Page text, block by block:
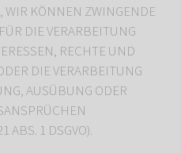
WIR KÖNNEN ZWINGENDE
DIE VERARBEITUNG
RECHTE UND
DIE VERARBEITUNG
AUSÜBUNG ODER
ABS. 1 DSGVO).